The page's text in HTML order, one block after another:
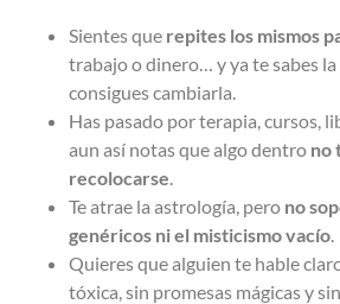
Sientes que repites los mismos
trabajo o dinero… y ya te sabes
consigues cambiarla.
Has pasado por terapia, cursos,
aun así notas que algo dentro no
recolocarse
Te atrae la astrología, pero no
genéricos ni el misticismo vacío
Quieres que alguien te hable
tóxica, sin promesas mágicas y